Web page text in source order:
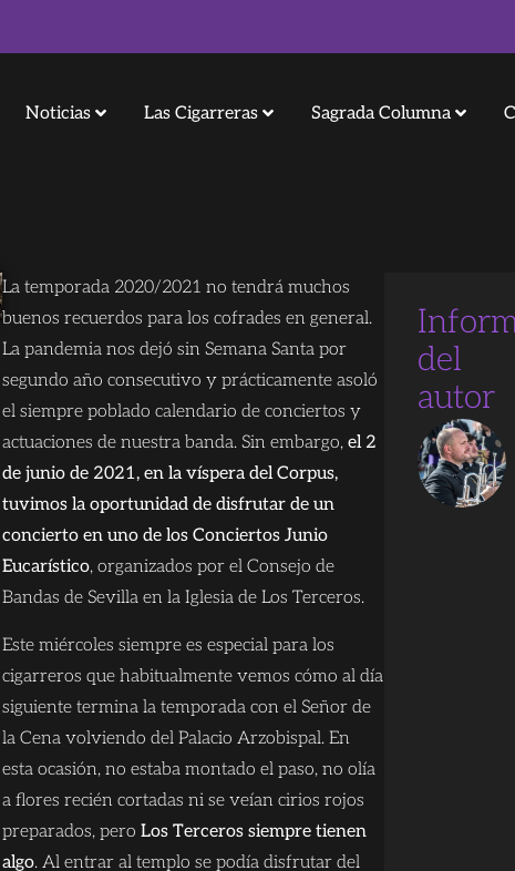
Noticias Las Cigarreras Sagrada Columna
La temporada 2020/2021 no tendrá muchos
buenos recuerdos para los cofrades en general.
La pandemia nos dejó sin Semana Santa por
segundo año consecutivo y prácticamente asoló
el siempre poblado calendario de conciertos y
actuaciones de nuestra banda. Sin embargo, el 2
de junio de 2021, en la víspera del Corpus,
tuvimos la oportunidad de disfrutar de un
concierto en uno de los Conciertos Junio
Eucarístico, organizados por el Consejo de
Bandas de Sevilla en la Iglesia de Los Terceros.
Este miércoles siempre es especial para los
cigarreros que habitualmente vemos cómo al día
siguiente termina la temporada con el Señor de
la Cena volviendo del Palacio Arzobispal. En
esta ocasión, no estaba montado el paso, no olía
a flores recién cortadas ni se veían cirios rojos
preparados, pero Los Terceros siempre tienen
algo. Al entrar al templo se podía disfrutar del
del
autor